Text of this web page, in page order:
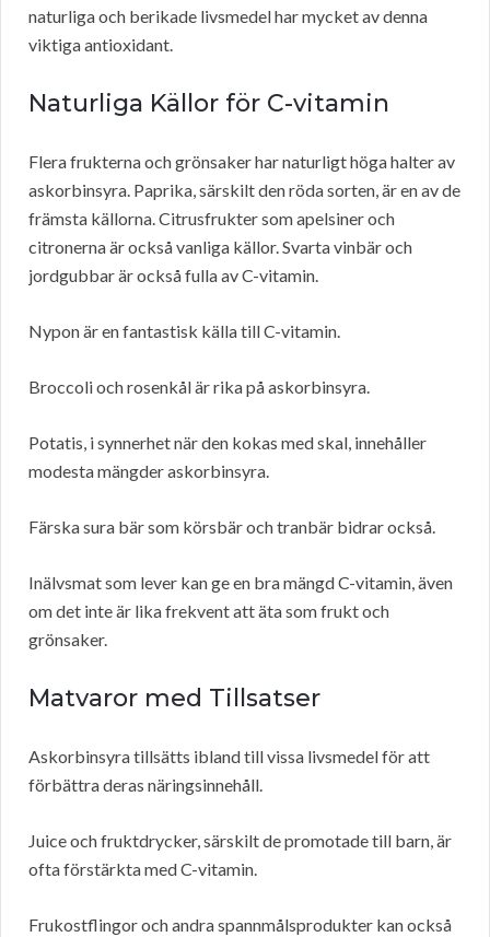
naturliga och berikade livsmedel har mycket av denna
viktiga antioxidant.
Naturliga Källor för C-vitamin
Flera frukterna och grönsaker har naturligt höga halter av
askorbinsyra. Paprika, särskilt den röda sorten, är en av de
främsta källorna. Citrusfrukter som apelsiner och
citronerna är också vanliga källor. Svarta vinbär och
jordgubbar är också fulla av C-vitamin.
Nypon är en fantastisk källa till C-vitamin.
Broccoli och rosenkål är rika på askorbinsyra.
Potatis, i synnerhet när den kokas med skal, innehåller
modesta mängder askorbinsyra.
Färska sura bär som körsbär och tranbär bidrar också.
Inälvsmat som lever kan ge en bra mängd C-vitamin, även
om det inte är lika frekvent att äta som frukt och
grönsaker.
Matvaror med Tillsatser
Askorbinsyra tillsätts ibland till vissa livsmedel för att
förbättra deras näringsinnehåll.
Juice och fruktdrycker, särskilt de promotade till barn, är
ofta förstärkta med C-vitamin.
Frukostflingor och andra spannmålsprodukter kan också